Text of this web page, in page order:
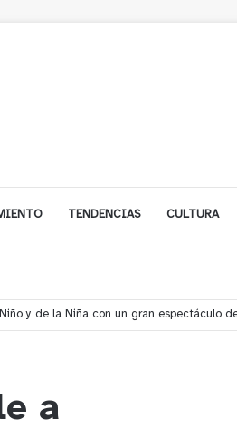
TENDENCIAS CULTURA
se desorientaron durante una caminata
a